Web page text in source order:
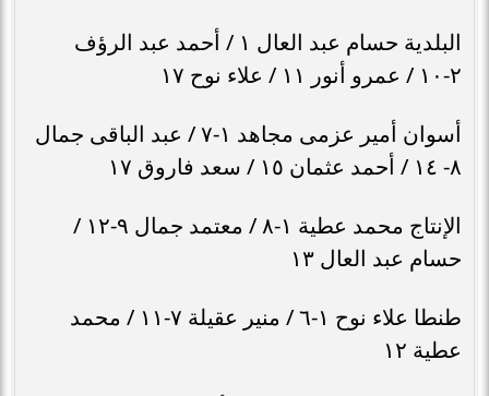
البلدية حسام عبد العال ١ / أحمد عبد الرؤف
٢-١٠ / عمرو أنور ١١ / علاء نوح ١٧
أسوان أمير عزمى مجاهد ١-٧ / عبد الباقى جمال
٨- ١٤ / أحمد عثمان ١٥ / سعد فاروق ١٧
الإنتاج محمد عطية ١-٨ / معتمد جمال ٩-١٢ /
حسام عبد العال ١٣
طنطا علاء نوح ١-٦ / منير عقيلة ٧-١١ / محمد
عطية ١٢